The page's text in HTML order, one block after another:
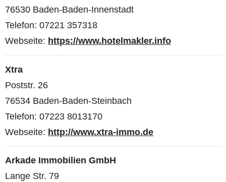
76530 Baden-Baden-Innenstadt
Telefon: 07221 357318
Webseite: https://www.hotelmakler.info
Xtra
Poststr. 26
76534 Baden-Baden-Steinbach
Telefon: 07223 8013170
Webseite: http://www.xtra-immo.de
Arkade Immobilien GmbH
Lange Str. 79